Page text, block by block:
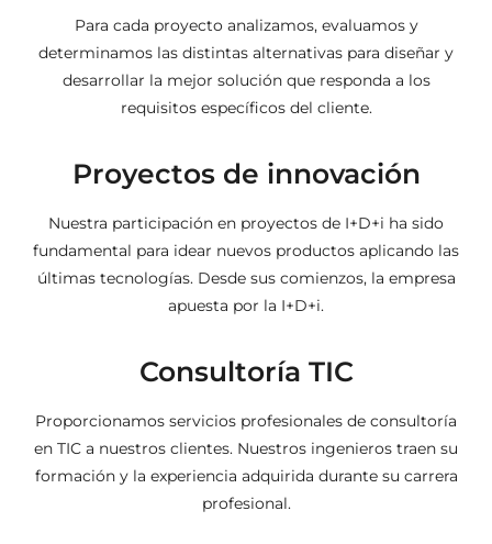
Para cada proyecto analizamos, evaluamos y
determinamos las distintas alternativas para diseñar y
desarrollar la mejor solución que responda a los
requisitos específicos del cliente.
Proyectos de innovación
Nuestra participación en proyectos de I+D+i ha sido
fundamental para idear nuevos productos aplicando las
últimas tecnologías. Desde sus comienzos, la empresa
apuesta por la I+D+i.
Consultoría TIC
Proporcionamos servicios profesionales de consultoría
en TIC a nuestros clientes. Nuestros ingenieros traen su
formación y la experiencia adquirida durante su carrera
profesional.